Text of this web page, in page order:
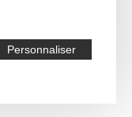
Personnaliser